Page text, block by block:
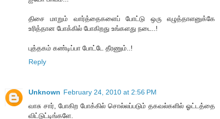
திசை மாறும் வார்த்தைகளைப் போட்டு ஒரு எழுத்தாளனுக்கே
உரித்தான போக்கில் போகிறது உங்களது நடை..!
புத்தகம் கண்டிப்பா போட்டே தீரணும்..!
Reply
Unknown February 24, 2010 at 2:56 PM
வாசு சார், போகிற போக்கில் சொல்லப்படும் தகவல்களில் ஓட்டத்தை
விட்டுட்டிங்களே.